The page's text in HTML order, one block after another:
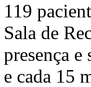
119
Sala de
presença
e cada 15